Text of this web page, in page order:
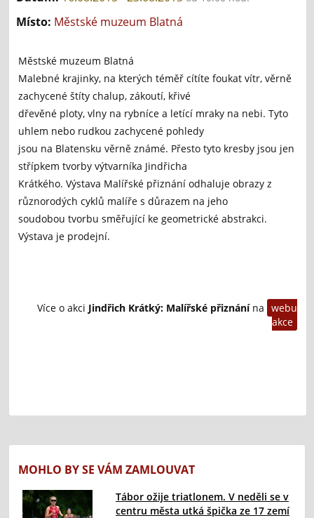
Místo: Městské muzeum Blatná
Městské muzeum Blatná
Malebné krajinky, na kterých téměř cítíte foukat vítr, věrně
zachycené štíty chalup, zákoutí, křivé
dřevěné ploty, vlny na rybníce a letící mraky na nebi. Tyto
uhlem nebo rudkou zachycené pohledy
jsou na Blatensku věrně známé. Přesto tyto kresby jsou jen
střípkem tvorby výtvarníka Jindřicha
Krátkého. Výstava Malířské přiznání odhaluje obrazy z
různorodých cyklů malíře s důrazem na jeho
soudobou tvorbu směřující ke geometrické abstrakci.
Výstava je prodejní.
Více o akci Jindřich Krátký: Malířské přiznánína webu
akce
MOHLO BY SE VÁM ZAMLOUVAT
Tábor ožije triatlonem. V neděli se v
centru města utká špička ze 17 zemí